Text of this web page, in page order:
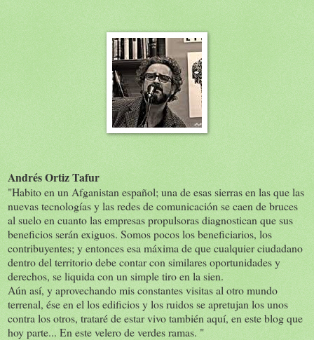
Andrés Ortiz Tafur
"Habito en un Afganistan español; una de esas sierras en las que las
nuevas tecnologías y las redes de comunicación se caen de bruces
al suelo en cuanto las empresas propulsoras diagnostican que sus
beneficios serán exiguos. Somos pocos los beneficiarios, los
contribuyentes; y entonces esa máxima de que cualquier ciudadano
dentro del territorio debe contar con similares oportunidades y
derechos, se liquida con un simple tiro en la sien.
Aún así, y aprovechando mis constantes visitas al otro mundo
terrenal, ése en el los edificios y los ruidos se apretujan los unos
contra los otros, trataré de estar vivo también aquí, en este blog que
hoy parte... En este velero de verdes ramas. "